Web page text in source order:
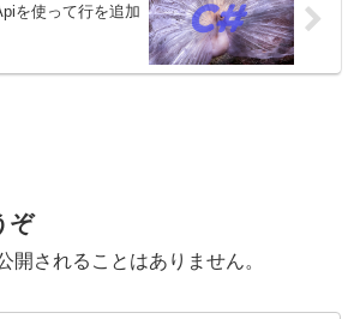
を使って行を追加
ぞ
開されることはありません。